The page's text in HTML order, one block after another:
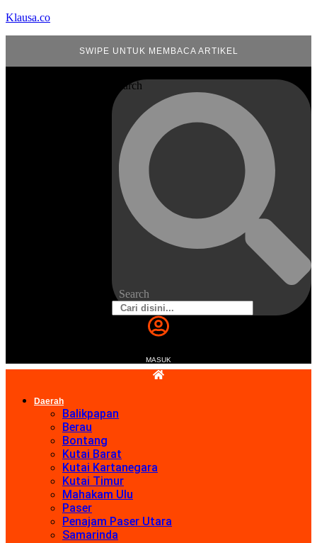
Klausa.co
SWIPE UNTUK MEMBACA ARTIKEL
Search
Search
MASUK
Daerah
Balikpapan
Berau
Bontang
Kutai Barat
Kutai Kartanegara
Kutai Timur
Mahakam Ulu
Paser
Penajam Paser Utara
Samarinda